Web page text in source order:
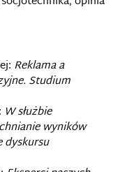
Reklama a
Studium
W służbie
wyników
dyskursu